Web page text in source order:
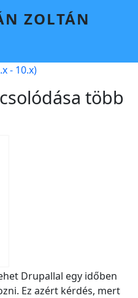
ZOLTÁN
- 10.x)
több
Drupallal egy időben
Ez azért kérdés, mert